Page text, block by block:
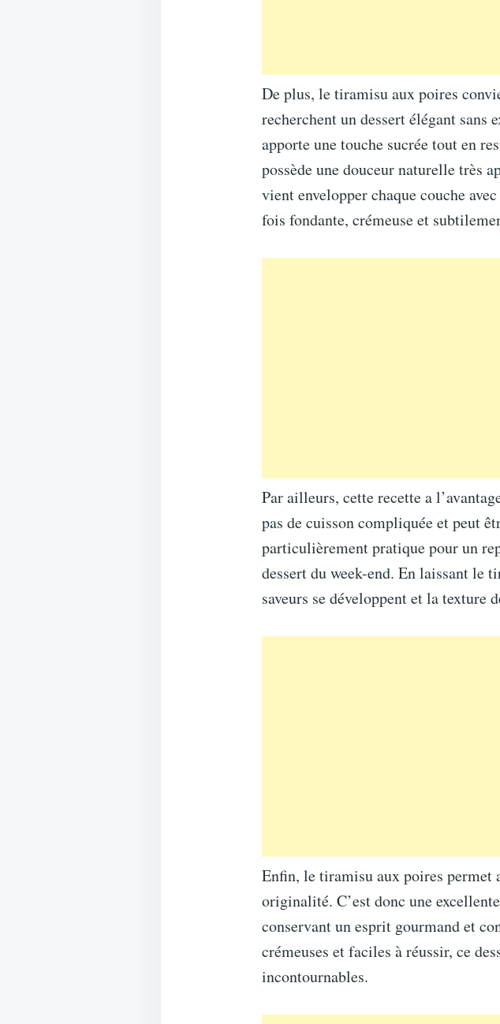
De plus, le tiramisu aux poires
recherchent un dessert élégant sans
apporte une touche sucrée tout en
possède une douceur naturelle très
vient envelopper chaque couche
fois fondante, crémeuse et
Par ailleurs, cette recette a
pas de cuisson compliquée et peut
particulièrement pratique pour un
dessert du week-end. En laissant le
saveurs se développent et la texture
Enfin, le tiramisu aux poires permet
originalité. C’est donc une
conservant un esprit gourmand et
crémeuses et faciles à réussir, ce
incontournables.